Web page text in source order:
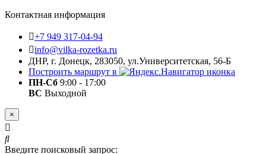
Контактная информация
+7 949 317-04-94
info@vilka-rozetka.ru
ДНР, г. Донецк, 283050, ул.Университетская, 56-Б
Построить маршрут в
ПН-Сб 9:00 - 17:00
ВС Выходной
×
Введите поисковый запрос: